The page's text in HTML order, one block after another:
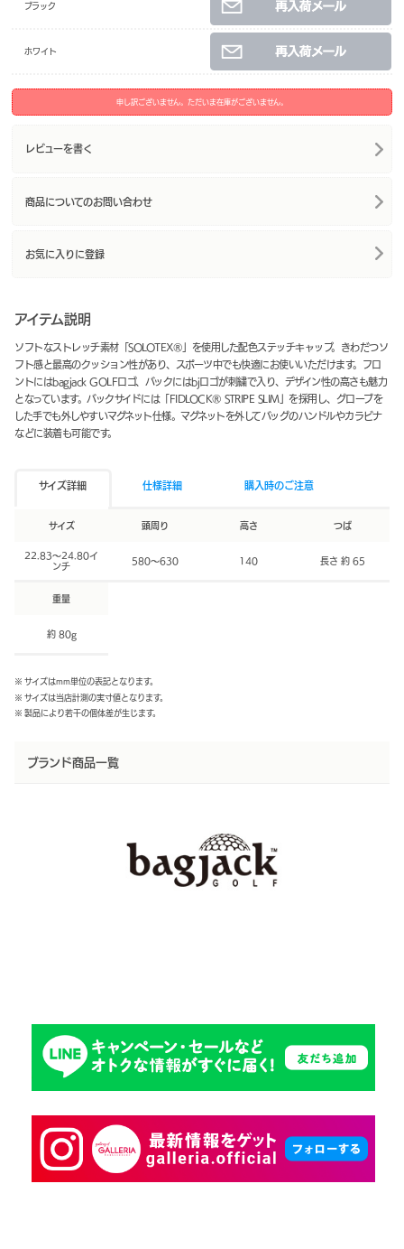
ブラック
ホワイト
申し訳ございません。ただいま在庫がございません。
レビューを書く
商品についてのお問い合わせ
お気に入りに登録
アイテム説明
ソフトなストレッチ素材「SOLOTEX®」を使用した配色ステッチキャップ。きわだつソ
フト感と最高のクッション性があり、スポーツ中でも快適にお使いいただけます。フロ
ントにはbagjack GOLFロゴ、バックにはbjロゴが刺繍で入り、デザイン性の高さも魅力
となっています。バックサイドには「FIDLOCK® STRIPE SLIM」を採用し、グローブを
した手でも外しやすいマグネット仕様。マグネットを外してバッグのハンドルやカラビナ
などに装着も可能です。
サイズ詳細 仕様詳細 購入時のご注意
サイズ
22.83～24.80イ
ンチ
頭周り
580～630
高さ
140
つば
長さ 約 65
重量
約 80g
※ サイズはmm単位の表記となります。
※ サイズは当店計測の実寸値となります。
※ 製品により若干の個体差が生じます。
ブランド商品一覧